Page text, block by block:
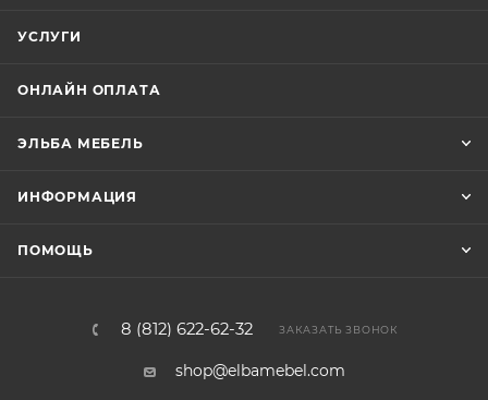
УСЛУГИ
ОНЛАЙН ОПЛАТА
ЭЛЬБА МЕБЕЛЬ
ИНФОРМАЦИЯ
ПОМОЩЬ
8 (812) 622-62-32 ЗАКАЗАТЬ ЗВОНОК
shop@elbamebel.com